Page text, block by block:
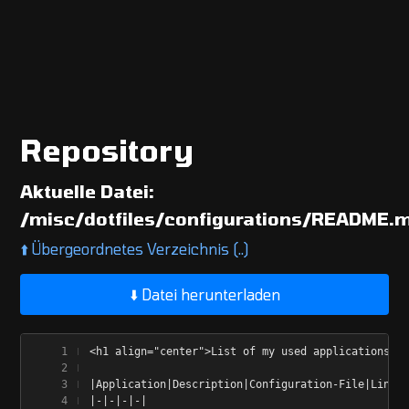
Repository
Aktuelle Datei:
/misc/dotfiles/configurations/
⬆️ Übergeordnetes Verzeichnis (..)
⬇️ Datei herunterladen
<h1 align="center">List of my used applications</
|Application|Description|Configuration-File|Link|
|-|-|-|-|